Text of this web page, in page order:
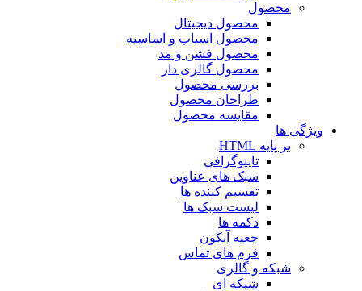
محصول
محصول دیجیتال
محصول اسباب و اساسیه
محصول فشن و مد
محصول گالری دار
بررسی محصول
طراحان محصول
مقایسه محصول
ویژگی ها
بر پایه HTML
تایپوگرافی
سبک های عناوین
تقسیم کننده ها
لیست سبک ها
دکمه ها
جعبه آیکون
فرم های تماس
شبکه و گالری
شبکه ای